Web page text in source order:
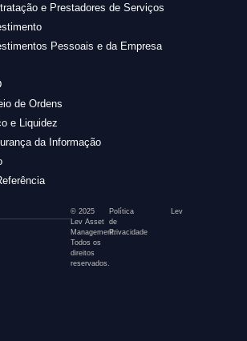
e Prestadores de Serviços
Pessoais e da Empresa
de Ordens
e Liquidez
da Informação
© 2025
Lev Asset
Management.
Todos os
direitos
reservados.
Política
de
Privacidade
Lev